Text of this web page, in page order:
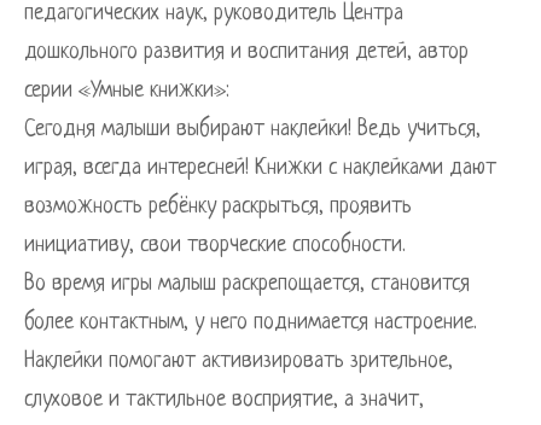
педагогических наук, руководитель Центра
дошкольного развития и воспитания детей, автор
серии «Умные книжки»:
Сегодня малыши выбирают наклейки! Ведь учиться,
играя, всегда интересней! Книжки с наклейками дают
возможность ребёнку раскрыться, проявить
инициативу, свои творческие способности.
Во время игры малыш раскрепощается, становится
более контактным, у него поднимается настроение.
Наклейки помогают активизировать зрительное,
слуховое и тактильное восприятие, а значит,